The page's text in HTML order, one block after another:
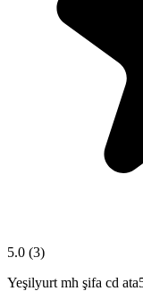
5.0 (3)
Yeşilyurt mh şifa cd